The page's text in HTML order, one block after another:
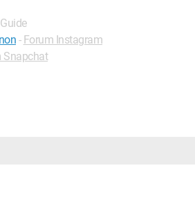
- Forum Instagram
Snapchat